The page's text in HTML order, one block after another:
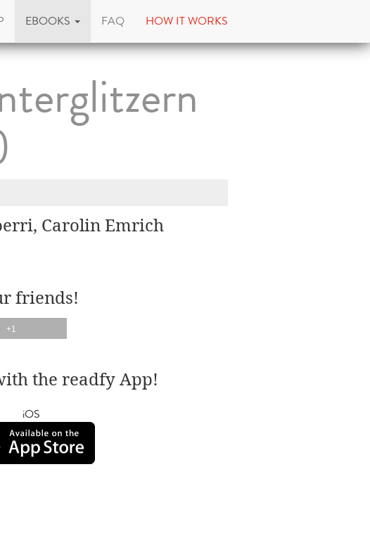
EBOOKS FAQ HOW IT WORKS
Carolin Emrich
friends!
+1
the readfy App!
iOS